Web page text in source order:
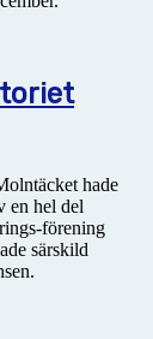
hade
en hel del
förening
särskild